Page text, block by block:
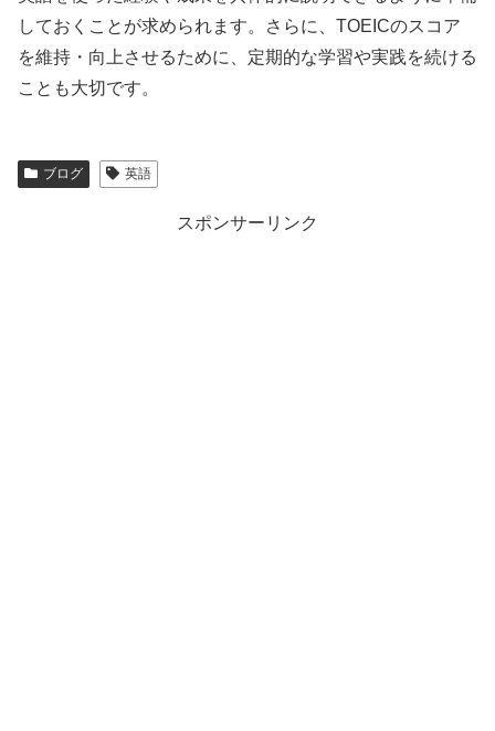
しておくことが求められます。さらに、TOEICのスコア
を維持・向上させるために、定期的な学習や実践を続ける
ことも大切です。
ブログ 英語
スポンサーリンク